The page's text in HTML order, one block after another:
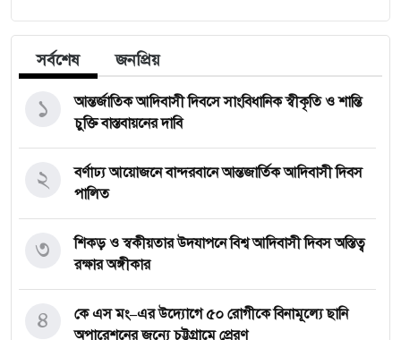
সর্বশেষ জনপ্রিয়
আন্তর্জাতিক আদিবাসী দিবসে সাংবিধানিক স্বীকৃতি ও শান্তি
চুক্তি বাস্তবায়নের দাবি
১
বর্ণাঢ্য আয়োজনে বান্দরবানে আন্তজার্তিক আদিবাসী দিবস
পালিত
২
শিকড় ও স্বকীয়তার উদযাপনে বিশ্ব আদিবাসী দিবস অস্তিত্ব
রক্ষার অঙ্গীকার
৩
কে এস মং–এর উদ্যোগে ৫০ রোগীকে বিনামূল্যে ছানি
অপারেশনের জন্যে চট্টগ্রামে প্রেরণ
৪